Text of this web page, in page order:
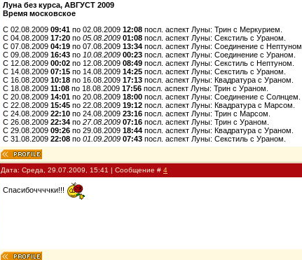
Луна без курса, АВГУСТ 2009
Время московское
C 02.08.2009 09:41 по 02.08.2009 12:08 посл. аспект Луны: Трин c Меркурием.
C 04.08.2009 17:20 по 05.08.2009 01:08 посл. аспект Луны: Секстиль c Ураном.
C 07.08.2009 04:19 по 07.08.2009 13:34 посл. аспект Луны: Соединение c Нептуном.
C 09.08.2009 16:43 по 10.08.2009 00:23 посл. аспект Луны: Соединение c Ураном.
C 12.08.2009 00:02 по 12.08.2009 08:49 посл. аспект Луны: Секстиль c Нептуном.
C 14.08.2009 07:15 по 14.08.2009 14:25 посл. аспект Луны: Секстиль c Ураном.
C 16.08.2009 10:18 по 16.08.2009 17:13 посл. аспект Луны: Квадратура c Ураном.
C 18.08.2009 11:08 по 18.08.2009 17:56 посл. аспект Луны: Трин c Ураном.
C 20.08.2009 14:01 по 20.08.2009 18:00 посл. аспект Луны: Соединение c Солнцем.
C 22.08.2009 15:45 по 22.08.2009 19:12 посл. аспект Луны: Квадратура c Марсом.
C 24.08.2009 22:10 по 24.08.2009 23:16 посл. аспект Луны: Трин c Марсом.
C 26.08.2009 22:34 по 27.08.2009 07:16 посл. аспект Луны: Трин c Ураном.
C 29.08.2009 09:26 по 29.08.2009 18:44 посл. аспект Луны: Квадратура c Ураном.
C 31.08.2009 22:08 по 01.09.2009 07:43 посл. аспект Луны: Секстиль c Ураном.
Дата: Среда, 29.07.2009, 15:41 | Сообщение # 4
Спасибоччччки!!!